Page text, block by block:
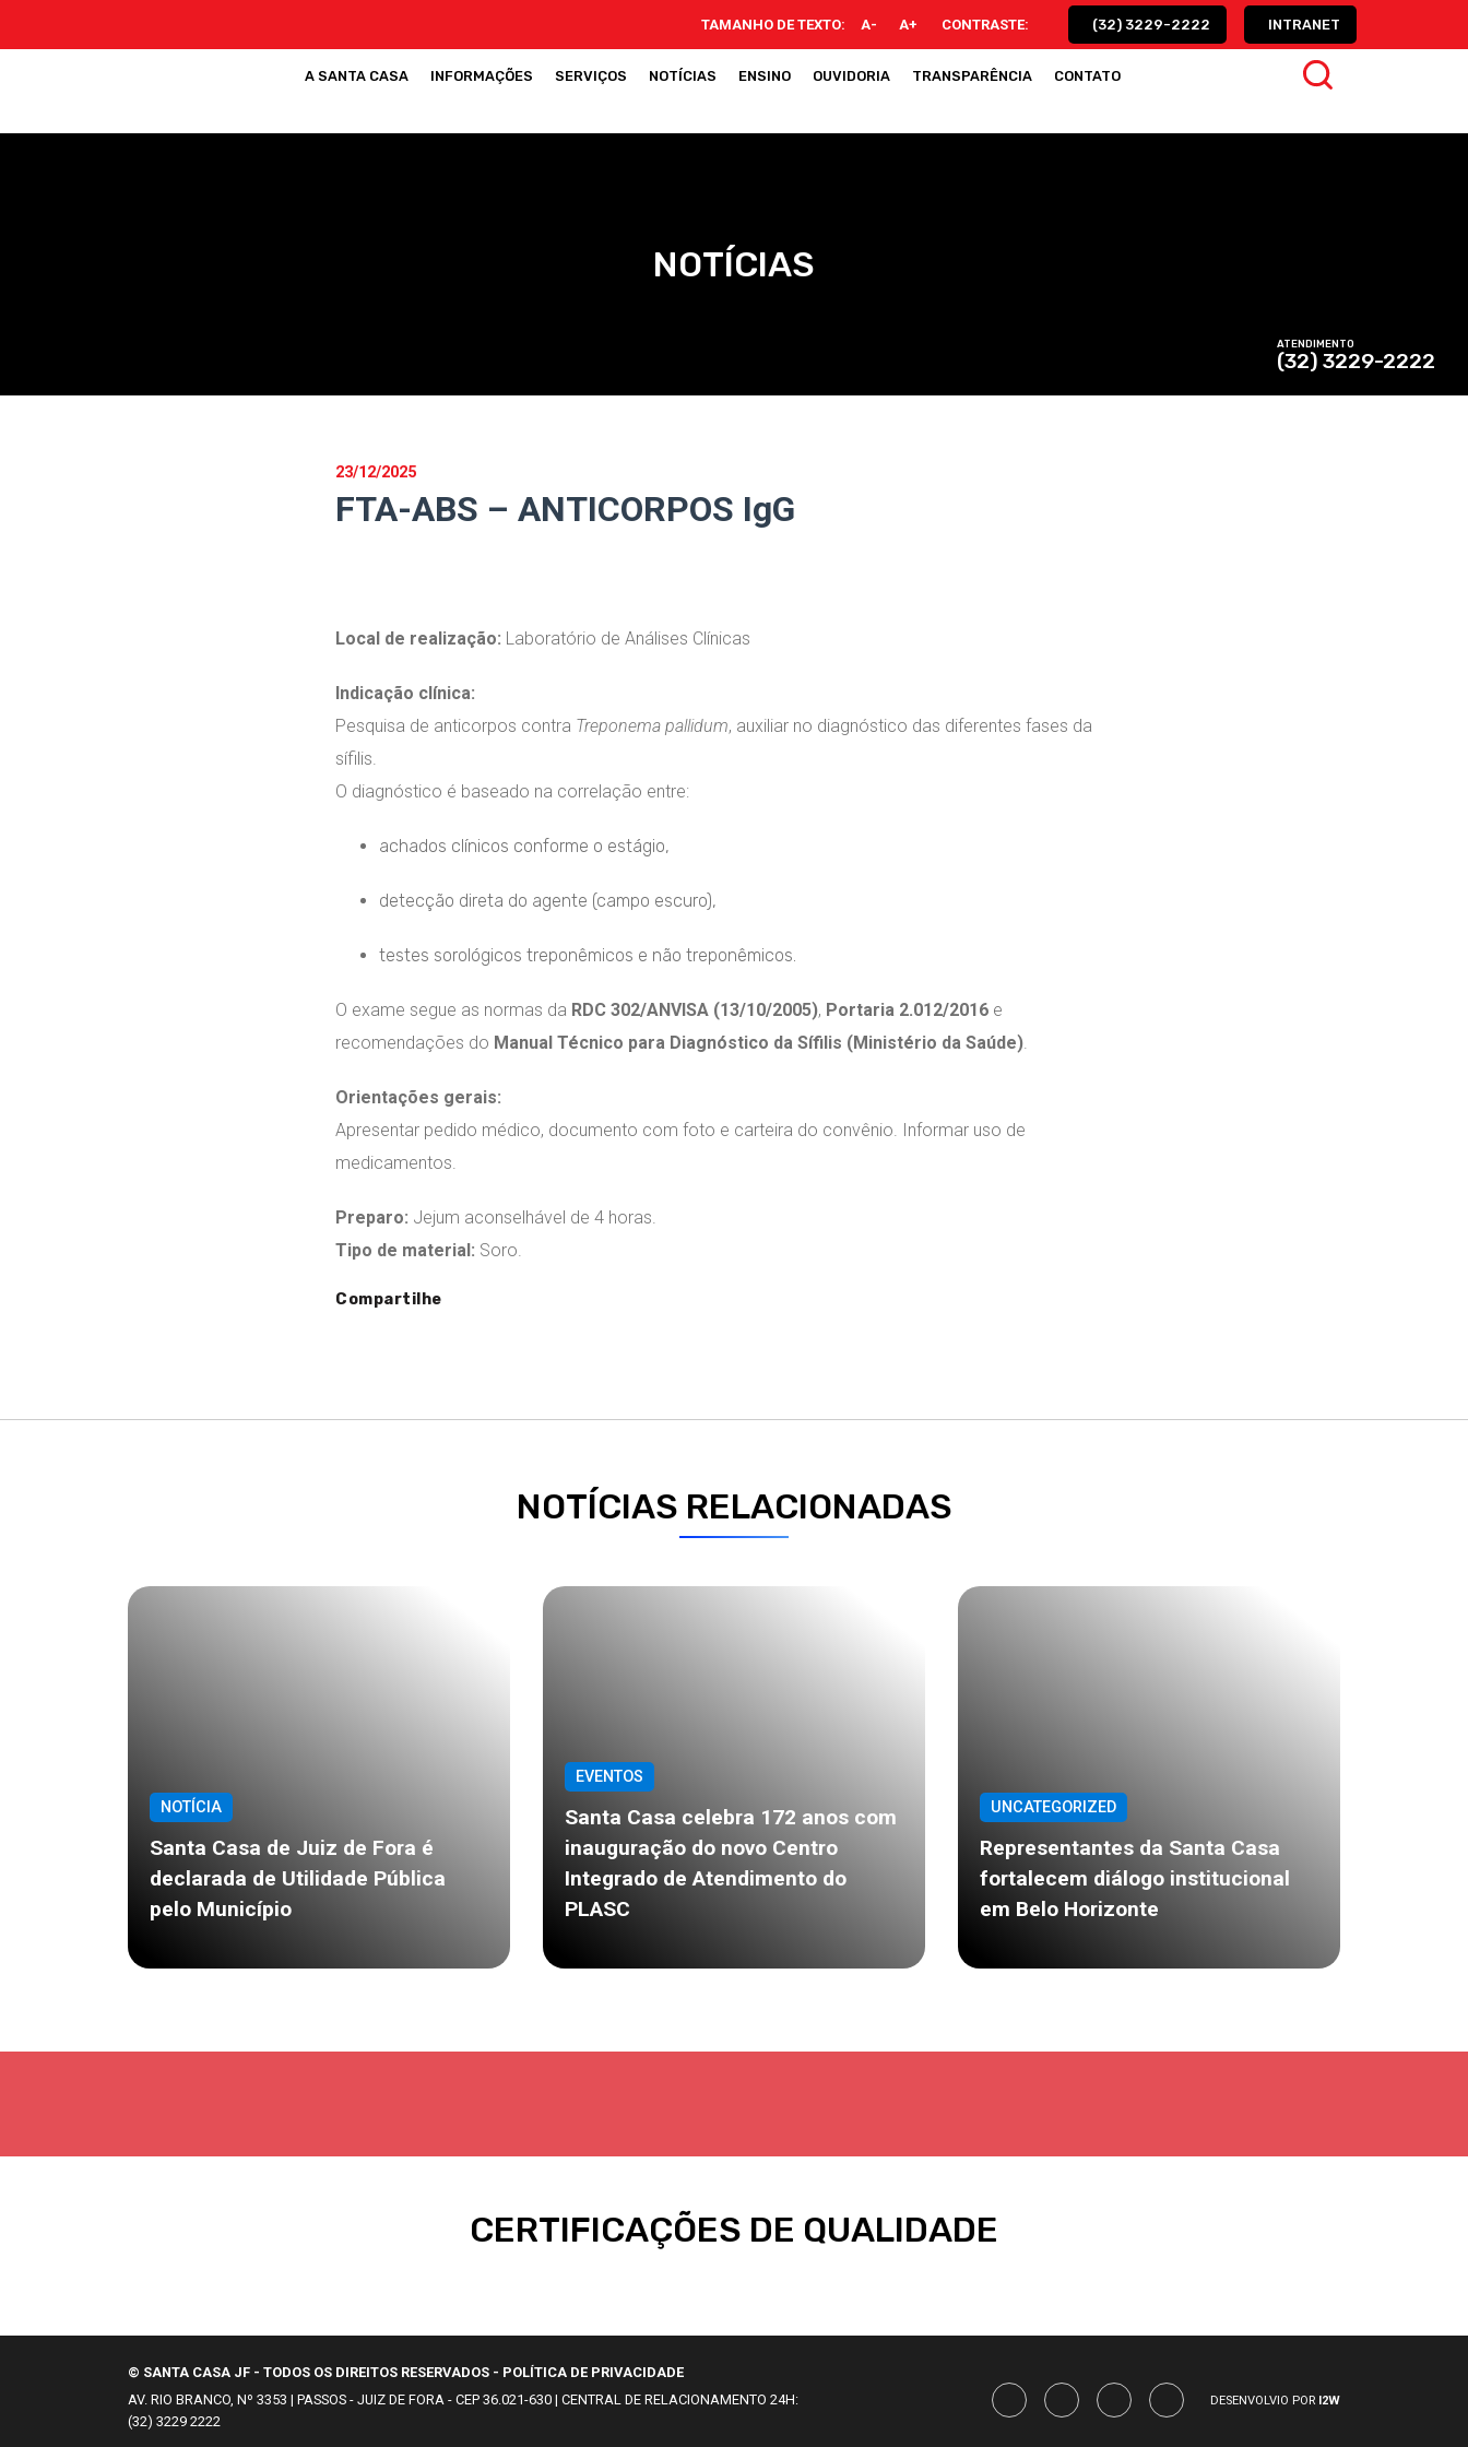
ATENDIMENTO
(32) 3229-2222
TAMANHO DE TEXTO: A- A+ CONTRASTE: (32) 3229-2222 INTRANET
A SANTA CASA INFORMAÇÕES SERVIÇOS NOTÍCIAS ENSINO OUVIDORIA TRANSPARÊNCIA CONTATO
NOTÍCIAS
23/12/2025
FTA-ABS – ANTICORPOS IgG
Local de realização: Laboratório de Análises Clínicas
Indicação clínica:
Pesquisa de anticorpos contra Treponema pallidum, auxiliar no diagnóstico das diferentes fases da
sífilis.
O diagnóstico é baseado na correlação entre:
achados clínicos conforme o estágio,
detecção direta do agente (campo escuro),
testes sorológicos treponêmicos e não treponêmicos.
O exame segue as normas da RDC 302/ANVISA (13/10/2005), Portaria 2.012/2016 e
recomendações do Manual Técnico para Diagnóstico da Sífilis (Ministério da Saúde).
Orientações gerais:
Apresentar pedido médico, documento com foto e carteira do convênio. Informar uso de
medicamentos.
Preparo: Jejum aconselhável de 4 horas.
Tipo de material: Soro.
Compartilhe
NOTÍCIAS RELACIONADAS
NOTÍCIA
Santa Casa de Juiz de Fora é
declarada de Utilidade Pública
pelo Município
EVENTOS
Santa Casa celebra 172 anos com
inauguração do novo Centro
Integrado de Atendimento do
PLASC
UNCATEGORIZED
Representantes da Santa Casa
fortalecem diálogo institucional
em Belo Horizonte
CERTIFICAÇÕES DE QUALIDADE
© SANTA CASA JF - TODOS OS DIREITOS RESERVADOS - POLÍTICA DE PRIVACIDADE
AV. RIO BRANCO, Nº 3353 | PASSOS - JUIZ DE FORA - CEP 36.021-630 | CENTRAL DE RELACIONAMENTO 24H:
(32) 3229 2222
DESENVOLVIO POR I2W